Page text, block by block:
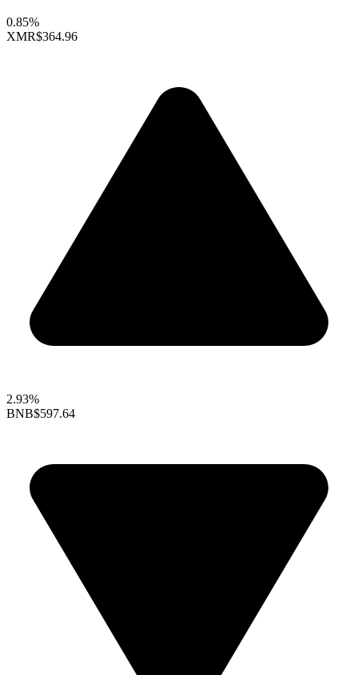
0.85%
XMR$364.96
2.93%
BNB$597.64